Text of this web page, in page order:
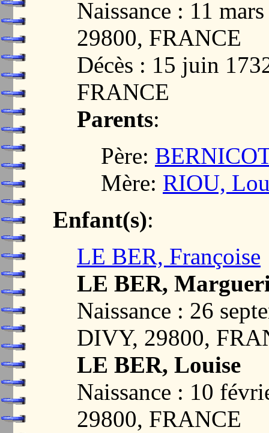
Naissance : 11
29800, FRANCE
Décès : 15 juin
FRANCE
Parents:
Père:
Mère: RIOU,
Enfant(s):
LE BER, Françoise
LE BER,
Naissance : 26
DIVY, 29800,
LE BER, Louise
Naissance : 10
29800, FRANCE